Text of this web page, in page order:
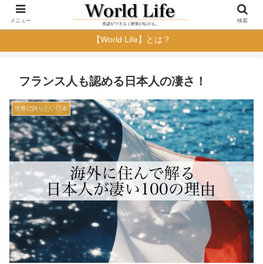
【World Life】とは？
フランス人も認める日本人の凄さ！
世界に誇りたい日本
メニュー 検索